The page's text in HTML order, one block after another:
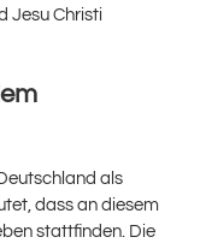
Jesu Christi
als
dass an diesem
stattfinden. Die